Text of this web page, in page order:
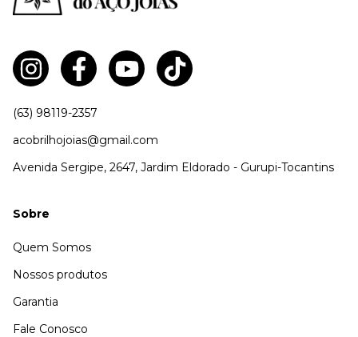
(63) 98119-2357
acobrilhojoias@gmail.com
Avenida Sergipe, 2647, Jardim Eldorado - Gurupi-Tocantins
Sobre
Quem Somos
Nossos produtos
Garantia
Fale Conosco